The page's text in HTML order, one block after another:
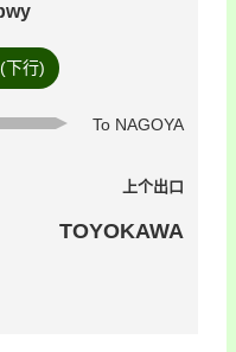
下行)
To NAGOYA
上个出口
TOYOKAWA